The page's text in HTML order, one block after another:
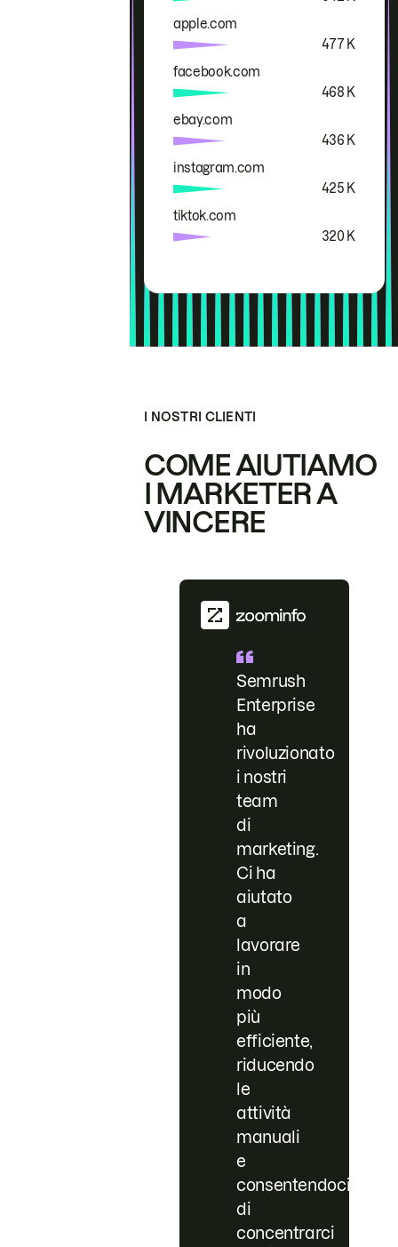
apple.com
477 K
facebook.com
468 K
ebay.com
436 K
instagram.com
425 K
tiktok.com
320 K
I NOSTRI CLIENTI
COME AIUTIAMO
I MARKETER A
VINCERE
Semrush
Enterprise
ha
rivoluzionato
i nostri
team
di
marketing.
Ci ha
aiutato
a
lavorare
in
modo
più
efficiente,
riducendo
le
attività
manuali
e
consentendoci
di
concentrarci